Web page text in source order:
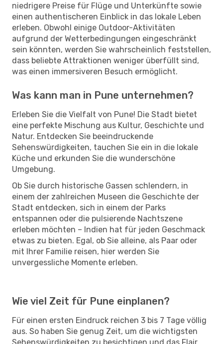
niedrigere Preise für Flüge und Unterkünfte sowie
einen authentischeren Einblick in das lokale Leben
erleben. Obwohl einige Outdoor-Aktivitäten
aufgrund der Wetterbedingungen eingeschränkt
sein könnten, werden Sie wahrscheinlich feststellen,
dass beliebte Attraktionen weniger überfüllt sind,
was einen immersiveren Besuch ermöglicht.
Was kann man in Pune unternehmen?
Erleben Sie die Vielfalt von Pune! Die Stadt bietet
eine perfekte Mischung aus Kultur, Geschichte und
Natur. Entdecken Sie beeindruckende
Sehenswürdigkeiten, tauchen Sie ein in die lokale
Küche und erkunden Sie die wunderschöne
Umgebung.
Ob Sie durch historische Gassen schlendern, in
einem der zahlreichen Museen die Geschichte der
Stadt entdecken, sich in einem der Parks
entspannen oder die pulsierende Nachtszene
erleben möchten – Indien hat für jeden Geschmack
etwas zu bieten. Egal, ob Sie alleine, als Paar oder
mit Ihrer Familie reisen, hier werden Sie
unvergessliche Momente erleben.
Wie viel Zeit für Pune einplanen?
Für einen ersten Eindruck reichen 3 bis 7 Tage völlig
aus. So haben Sie genug Zeit, um die wichtigsten